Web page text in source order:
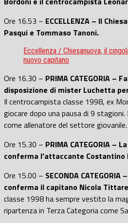
Ore 16.53 – ECCELLENZA – Il
Pasqui e Tommaso Tanoni.
Eccellenza / Chiesanuova, il
nuovo capitano
Ore 16.30 – PRIMA CATEGORIA –
disposizione di mister Luchetta
Il centrocampista classe 1998, ex
giocare dopo una pausa di 9
come allenatore del settore giovanile.
Ore 15.30 – PRIMA CATEGORIA –
conferma l’attaccante Costantino
Ore 15.00 – SECONDA CATEGORIA
conferma il capitano Nicola
classe 1998 ha sempre vestito la
ripartenza in Terza Categoria come